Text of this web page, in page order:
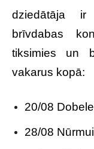
dziedātāja ir
brīvdabas
tiksimies un
vakarus kopā:
20/08
28/08